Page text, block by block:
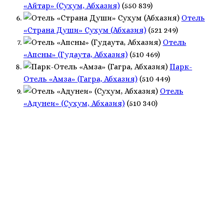
«Айтар» (Сухум, Абхазия) (550 839)
Отель
«Страна Души» Сухум (Абхазия) (521 249)
Отель
«Апсны» (Гудаута, Абхазия) (510 469)
Парк-
Отель «Амза» (Гагра, Абхазия) (510 449)
Отель
«Адунеи» (Сухум, Абхазия) (510 340)